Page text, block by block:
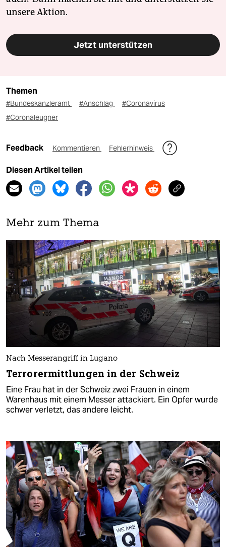
unsere Aktion.
Jetzt unterstützen
Themen
#Bundeskanzleramt #Anschlag
#Coronavirus
#Coronaleugner
Feedback Kommentieren Fehlerhinweis
Diesen Artikel teilen
Mehr zum Thema
Nach Messerangriff in Lugano
Terrorermittlungen in der Schweiz
Eine Frau hat in der Schweiz zwei Frauen in einem
Warenhaus mit einem Messer attackiert. Ein Opfer wurde
schwer verletzt, das andere leicht.